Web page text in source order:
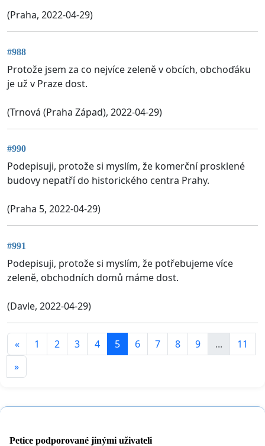
(Praha, 2022-04-29)
#988
Protože jsem za co nejvíce zeleně v obcích, obchoďáku
je už v Praze dost.
(Trnová (Praha Západ), 2022-04-29)
#990
Podepisuji, protože si myslím, že komerční prosklené
budovy nepatří do historického centra Prahy.
(Praha 5, 2022-04-29)
#991
Podepisuji, protože si myslím, že potřebujeme více
zeleně, obchodních domů máme dost.
(Davle, 2022-04-29)
« 1 2 3 4 5 6 7 8 9 ...
11
»
Petice podporované jinými uživateli